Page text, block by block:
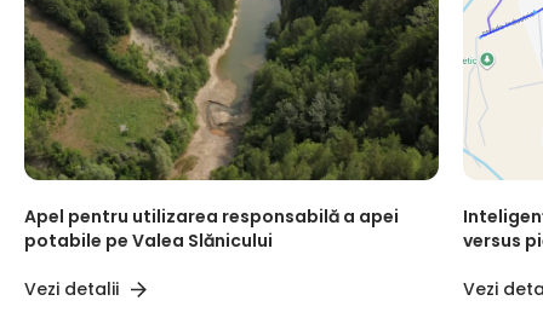
Apel pentru utilizarea responsabilă a apei
potabile pe Valea Slănicului
Vezi detalii
versus
Vezi